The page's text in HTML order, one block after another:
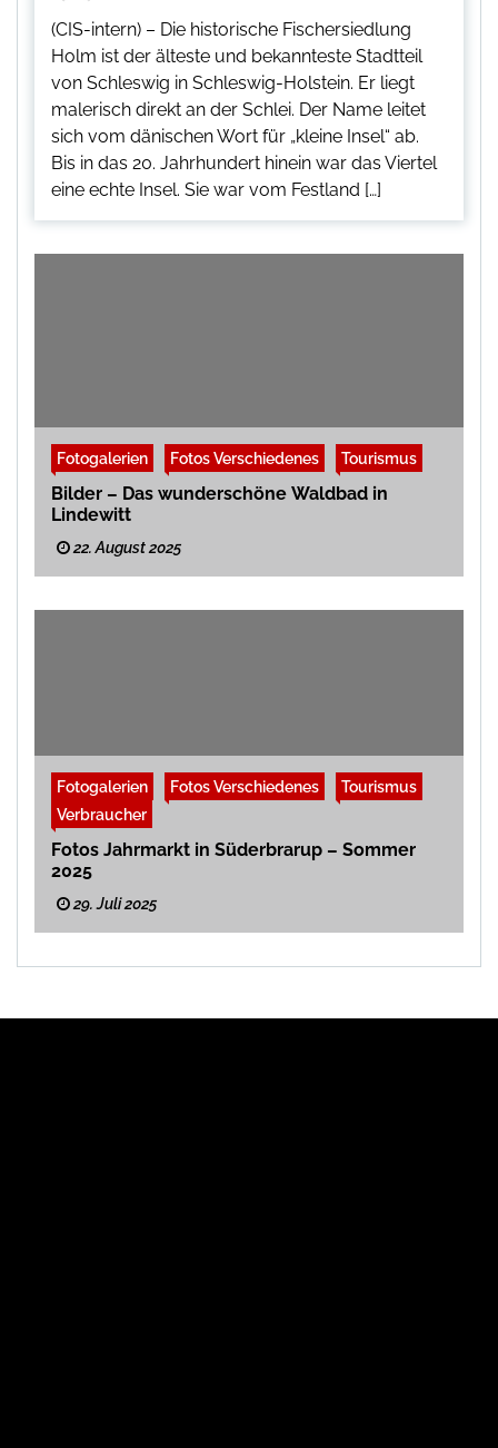
(CIS-intern) – Die historische Fischersiedlung
Holm ist der älteste und bekannteste Stadtteil
von Schleswig in Schleswig-Holstein. Er liegt
malerisch direkt an der Schlei. Der Name leitet
sich vom dänischen Wort für „kleine Insel“ ab.
Bis in das 20. Jahrhundert hinein war das Viertel
eine echte Insel. Sie war vom Festland […]
Fotogalerien Fotos Verschiedenes Tourismus
Bilder – Das wunderschöne Waldbad in
Lindewitt
22. August 2025
Fotogalerien Fotos Verschiedenes
Tourismus
Verbraucher
Fotos Jahrmarkt in Süderbrarup – Sommer
2025
29. Juli 2025